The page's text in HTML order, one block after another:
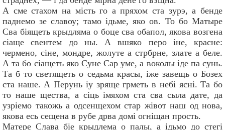
А сме стахом на мiсть го а пряхом ста зурэ, а бенде
паднемо зе славоу; тамо iдьме, яко ов. То бо Матыре
Сва бiящеть крыдляма о боце сва обапол, якова возгена
сiаще свентем до ны. А вшяко перо iне, красне:
чермено, сiне, мондре, жолуте а стрбрне, злате а беле.
А та бо сiащеть яко Суне Сар уме, а воколы iде па сунь.
Та б то светящеть о седьма красы, iже завещь о Бозех
ста наше. А Перунь iу зряще грметь в небi яснi. Та бо
то наше щества, а сiць iмяхом ста сва сыла дате, да
узрiемо такожь а одсенщехом стар жiвот наш од нова,
якова есь сещена в рубе дрва домi огнiщан прость.
Матере Слава бiе крыдлема о палы, а iдьмо до стегi